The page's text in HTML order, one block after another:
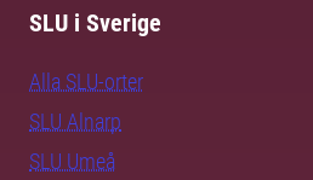
SLU i Sverige
Alla SLU-orter
SLU Alnarp
SLU Umeå